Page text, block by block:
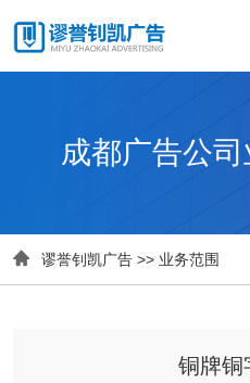
成都广告公
 谬誉钊凯广告 >> 业务范围
铜牌铜